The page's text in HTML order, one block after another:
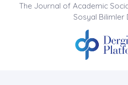
The Journal of Academic
Sosyal Bilimler